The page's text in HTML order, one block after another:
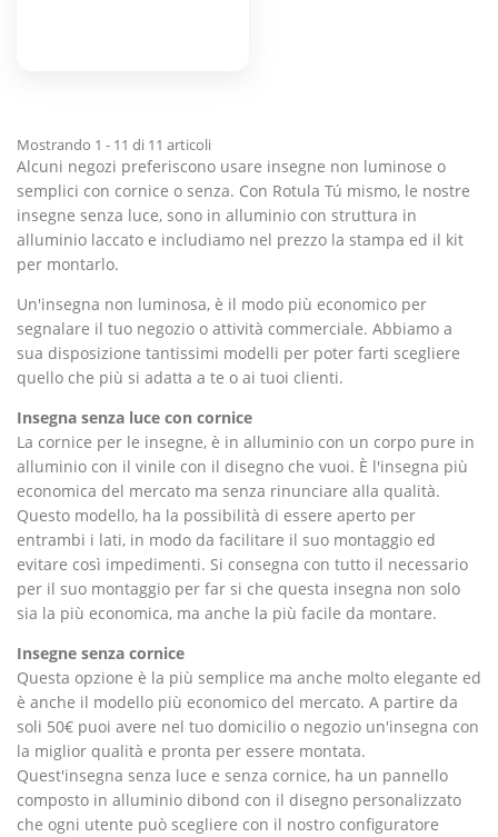
Mostrando 1 - 11 di 11 articoli
Alcuni negozi preferiscono usare insegne non luminose o
semplici con cornice o senza. Con Rotula Tú mismo, le nostre
insegne senza luce, sono in alluminio con struttura in
alluminio laccato e includiamo nel prezzo la stampa ed il kit
per montarlo.
Un'insegna non luminosa, è il modo più economico per
segnalare il tuo negozio o attività commerciale. Abbiamo a
sua disposizione tantissimi modelli per poter farti scegliere
quello che più si adatta a te o ai tuoi clienti.
Insegna senza luce con cornice
La cornice per le insegne, è in alluminio con un corpo pure in
alluminio con il vinile con il disegno che vuoi. È l'insegna più
economica del mercato ma senza rinunciare alla qualità.
Questo modello, ha la possibilità di essere aperto per
entrambi i lati, in modo da facilitare il suo montaggio ed
evitare così impedimenti. Si consegna con tutto il necessario
per il suo montaggio per far si che questa insegna non solo
sia la più economica, ma anche la più facile da montare.
Insegne senza cornice
Questa opzione è la più semplice ma anche molto elegante ed
è anche il modello più economico del mercato. A partire da
soli 50€ puoi avere nel tuo domicilio o negozio un'insegna con
la miglior qualità e pronta per essere montata.
Quest'insegna senza luce e senza cornice, ha un pannello
composto in alluminio dibond con il disegno personalizzato
che ogni utente può scegliere con il nostro configuratore